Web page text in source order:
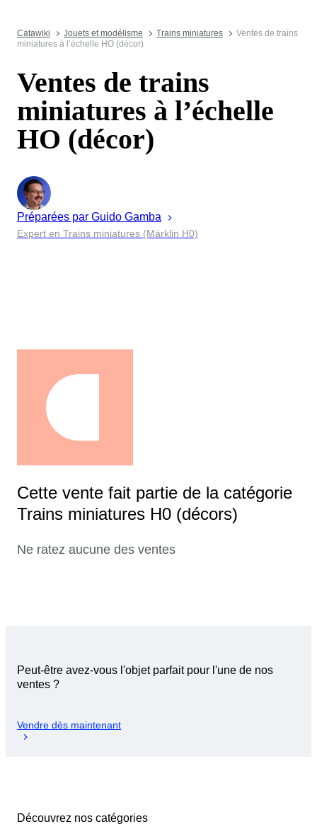
Catawiki Jouets et modélisme Trains miniatures
Ventes de trains
miniatures à l’échelle HO (décor)
Ventes de trains
miniatures à l’échelle
HO (décor)
Préparées par Guido Gamba
Expert en Trains miniatures (Märklin H0)
Cette vente fait partie de la catégorie
Trains miniatures H0 (décors)
Ne ratez aucune des ventes
Peut-être avez-vous l'objet parfait pour l'une de nos
ventes ?
Vendre dès maintenant
Découvrez nos catégories